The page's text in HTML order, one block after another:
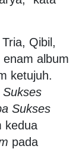
Qibil,
album
ketujuh.
Sukses
kedua
pada